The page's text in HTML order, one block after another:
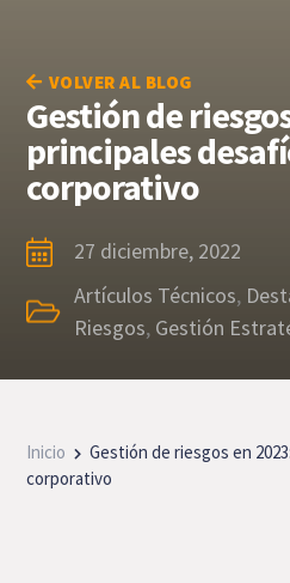
VOLVER AL BLOG
Gestión de
principales
corporativo
27 diciembre, 2022
Artículos Técnicos,
Riesgos, Gestión
Inicio
Gestión de riesgos en
corporativo